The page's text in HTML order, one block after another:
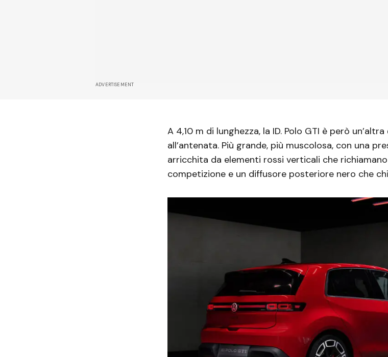
ADVERTISEMENT
A 4,10 m di lunghezza, la ID. Polo GTI è però
all’antenata. Più grande, più muscolosa, con una
arricchita da elementi rossi verticali che
competizione e un diffusore posteriore nero che